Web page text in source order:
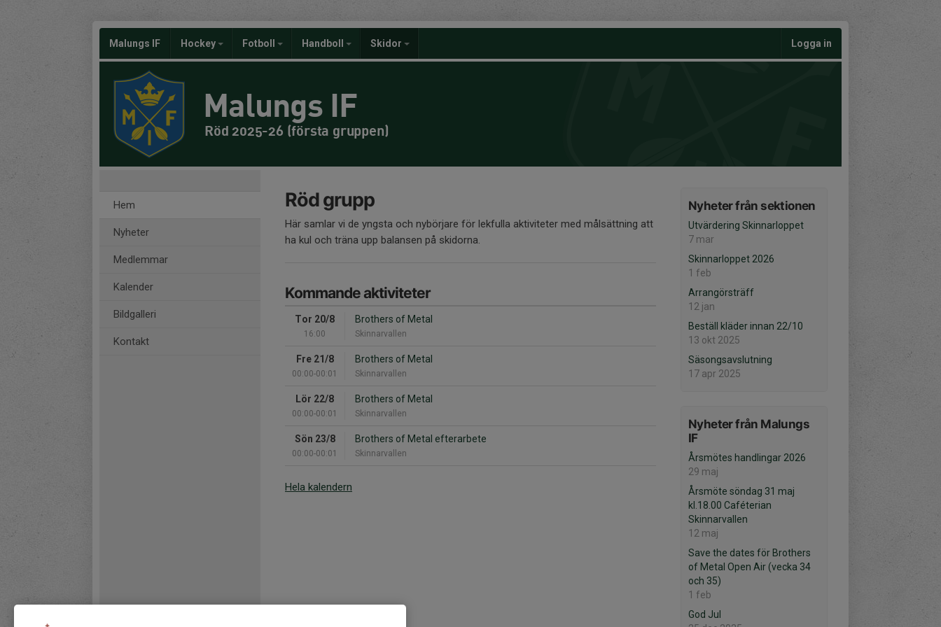
Malungs IF Hockey Fotboll Handboll Skidor Logga in
Malungs IF
Röd 2025-26 (första gruppen)
Hem
Nyheter
Medlemmar
Kalender
Bildgalleri
Kontakt
Nyheter från sektionen
Utvärdering Skinnarloppet
7 mar
Skinnarloppet 2026
1 feb
Arrangörsträff
12 jan
Beställ kläder innan 22/10
13 okt 2025
Säsongsavslutning
17 apr 2025
Nyheter från Malungs
IF
Årsmötes handlingar 2026
29 maj
Årsmöte söndag 31 maj
kl.18.00 Caféterian
Skinnarvallen
12 maj
Save the dates för Brothers
of Metal Open Air (vecka 34
och 35)
1 feb
God Jul
Röd grupp
Här samlar vi de yngsta och nybörjare för lekfulla aktiviteter med målsättning att
ha kul och träna upp balansen på skidorna.
Kommande aktiviteter
Tor 20/8
16:00
Brothers of Metal
Skinnarvallen
Fre 21/8
00:00-00:01
Brothers of Metal
Skinnarvallen
Lör 22/8
00:00-00:01
Brothers of Metal
Skinnarvallen
Sön 23/8
00:00-00:01
Brothers of Metal efterarbete
Skinnarvallen
Hela kalendern